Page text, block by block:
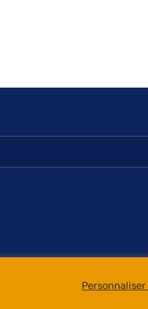
Site Blue Cook Book by